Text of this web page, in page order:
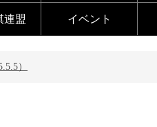
連盟 イベント
）